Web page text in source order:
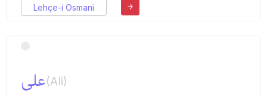
Lehçe-i Osmani
علی(Ali)